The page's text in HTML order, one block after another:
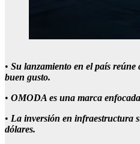
• Su lanzamiento en el país reúne
buen gusto.
• OMODA es una marca
• La inversión en infraestructura
dólares.